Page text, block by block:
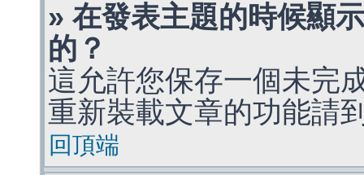
» 在發表主題的時候顯
的？
這允許您保存一個未完
重新裝載文章的功能請
回頂端